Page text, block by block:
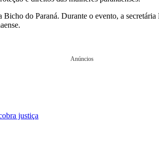
do Paraná. Durante o evento, a
Anúncios
justiça